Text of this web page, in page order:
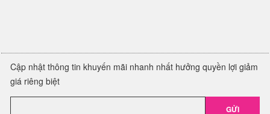
Cập nhật thông tin khuyến mãi nhanh nhất hưởng quyền lợi giảm
giá riêng biệt
GỬI